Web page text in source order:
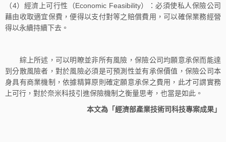
（4）經濟上可行性（Economic Feasibility）：必須使私人保險公司
藉由收取適宜保費，便得以支付對等之賠償費用，可以確保業務經營
得以永續持續下去。
綜上所述，可以明瞭並非所有風險，保險公司均願意承保而能達
到分散風險者，對於風險必須是可預測性並有承保價值，保險公司本
身具有商業機制，依據精算原則確定願意承保之費用，此才可謂實務
上可行，對於奈米科技引進保險機制之衡量思考，也當是如此。
本文為「經濟部產業技術司科技專案成果」